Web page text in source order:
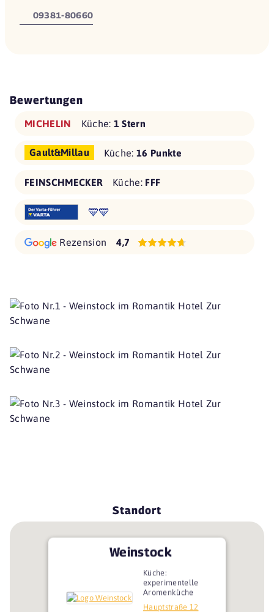
09381-80660
Bewertungen
MICHELIN Küche: 1 Stern
Gault&Millau Küche:16 Punkte
FEINSCHMECKER Küche: FFF
Rezension 4,7
Standort
Weinstock
Küche:
experimentelle
Aromenküche
Hauptstraße 12